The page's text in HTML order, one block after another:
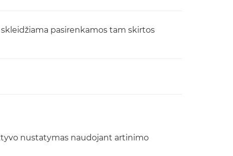
pasirenkamos tam skirtos
nustatymas naudojant artinimo